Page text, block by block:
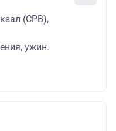
(СРВ),
ужин.